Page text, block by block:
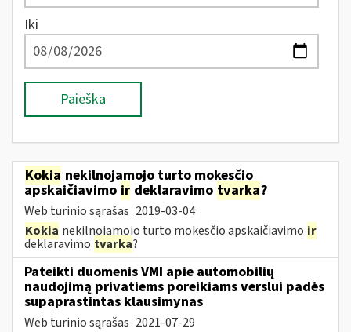
Iki
Paieška
Kokia nekilnojamojo turto mokesčio
apskaičiavimo ir deklaravimo tvarka?
Web turinio sąrašas 2019-03-04
Kokia nekilnojamojo turto mokesčio apskaičiavimo ir
deklaravimo tvarka?
Pateikti duomenis VMI apie automobilių
naudojimą privatiems poreikiams verslui padės
supaprastintas klausimynas
Web turinio sąrašas 2021-07-29